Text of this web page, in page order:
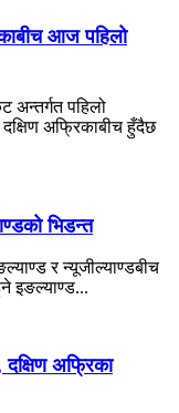
आज पहिलो
पहिलो
अफ्रिकाबीच हुँदैछ
भिडन्त
र न्यूजील्याण्डबीच
इङल्याण्ड...
दक्षिण अफ्रिका